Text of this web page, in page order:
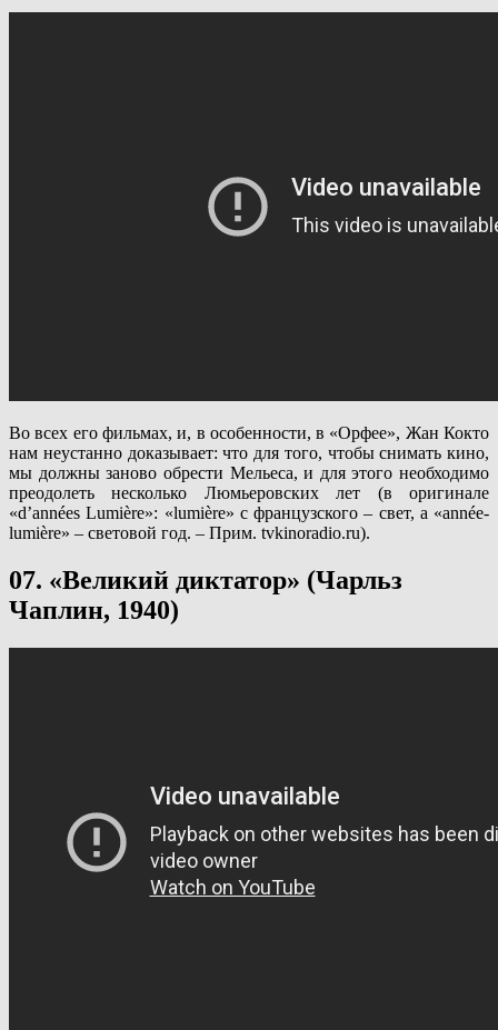
Во всех его фильмах, и, в особенности, в «Орфее», Жан Кокто
нам неустанно доказывает: что для того, чтобы снимать кино,
мы должны заново обрести Мельеса, и для этого необходимо
преодолеть несколько Люмьеровских лет (в оригинале
«d’années Lumière»: «lumière» с французского – свет, а «année-
lumière» – световой год. – Прим. tvkinoradio.ru).
07. «Великий диктатор» (Чарльз
Чаплин, 1940)